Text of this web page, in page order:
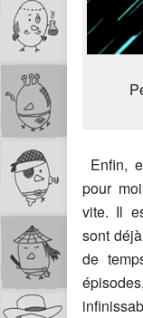
Enfin,
pour
vite. Il
sont
de